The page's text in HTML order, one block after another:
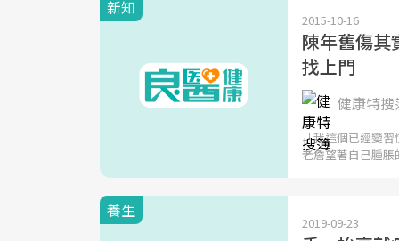
新知
2015-10-16
陳年舊傷其
找上門
健康特
「我這個已經變
老詹望著自己腫脹
養生
2019-09-23